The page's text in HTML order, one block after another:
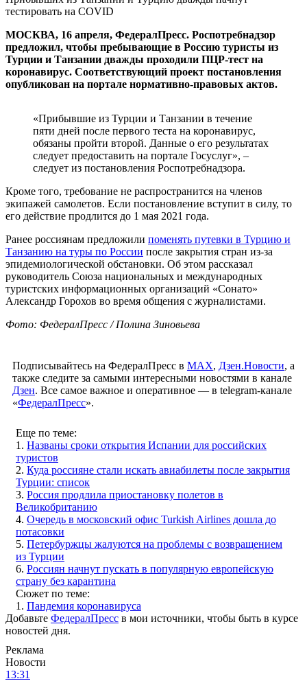
тестировать на COVID
МОСКВА, 16 апреля, ФедералПресс. Роспотребнадзор
предложил, чтобы пребывающие в Россию туристы из
Турции и Танзании дважды проходили ПЦР-тест на
коронавирус. Соответствующий проект постановления
опубликован на портале нормативно-правовых актов.
«Прибывшие из Турции и Танзании в течение
пяти дней после первого теста на коронавирус,
обязаны пройти второй. Данные о его результатах
следует предоставить на портале Госуслуг», –
следует из постановления Роспотребнадзора.
Кроме того, требование не распространится на членов
экипажей самолетов. Если постановление вступит в силу, то
его действие продлится до 1 мая 2021 года.
Ранее россиянам предложили поменять путевки в Турцию и
Танзанию на туры по России после закрытия стран из-за
эпидемиологической обстановки. Об этом рассказал
руководитель Союза национальных и международных
туристских информационных организаций «Сонато»
Александр Горохов во время общения с журналистами.
Фото: ФедералПресс / Полина Зиновьева
Подписывайтесь на ФедералПресс в МАХ, Дзен.Новости, а
также следите за самыми интересными новостями в канале
Дзен. Все самое важное и оперативное — в telegram-канале
«ФедералПресс».
Еще по теме:
1. Названы сроки открытия Испании для российских
туристов
2. Куда россияне стали искать авиабилеты после закрытия
Турции: список
3. Россия продлила приостановку полетов в
Великобританию
4. Очередь в московский офис Turkish Airlines дошла до
потасовки
5. Петербуржцы жалуются на проблемы с возвращением
из Турции
6. Россиян начнут пускать в популярную европейскую
страну без карантина
Сюжет по теме:
1. Пандемия коронавируса
Добавьте ФедералПресс в мои источники, чтобы быть в курсе
новостей дня.
Реклама
Новости
13:31